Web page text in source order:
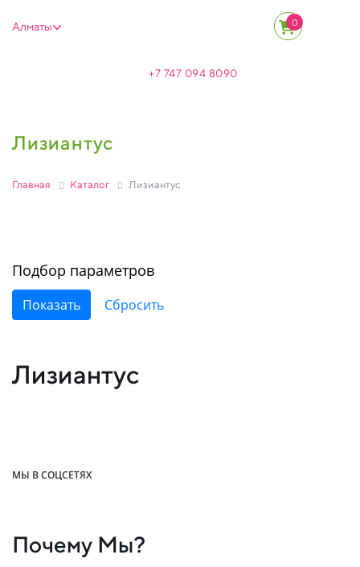
Алматы 0
+7 747 094 8090
Лизиантус
Главная Каталог Лизиантус
Подбор параметров
Лизиантус
МЫ В СОЦСЕТЯХ
Почему Мы?